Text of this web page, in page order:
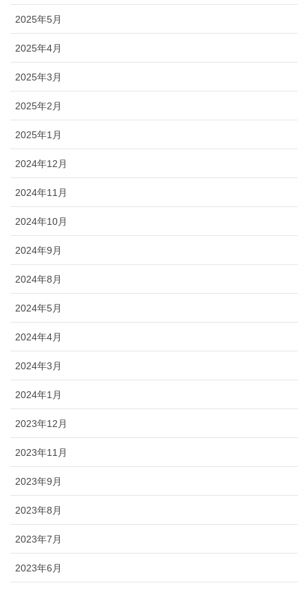
2025年5月
2025年4月
2025年3月
2025年2月
2025年1月
2024年12月
2024年11月
2024年10月
2024年9月
2024年8月
2024年5月
2024年4月
2024年3月
2024年1月
2023年12月
2023年11月
2023年9月
2023年8月
2023年7月
2023年6月